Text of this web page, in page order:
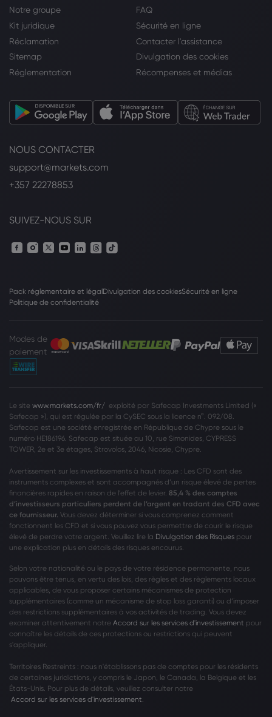
Notre groupe
FAQ
Kit juridique
Sécurité en ligne
Réclamation
Contacter l'assistance
Sitemap
Divulgation des cookies
Réglementation
Récompenses et médias
NOUS CONTACTER
support@markets.com
+357 22278853
SUIVEZ-NOUS SUR
Pack réglementaire et légalDivulgation des cookiesSécurité en ligne
Politique de confidentialité
Modes de
paiement
Le site www.markets.com/fr/ exploité par Safecap Investments Limited («
Safecap »), qui est régulée par la CySEC sous la licence n°. 092/08.
Safecap est une société enregistrée en République de Chypre sous le
numéro HE186196. Safecap est située au 10, rue Simonides, CYPRESS
TOWER, 2e et 3e étages, Strovolos, 2046, Nicosie, Chypre.
Avertissement sur les investissements à haut risque : Les CFD sont des
instruments complexes et sont accompagnés d’un risque élevé de pertes
financières rapides en raison de l’effet de levier. 85,4 % des comptes
d’investisseurs particuliers perdent de l’argent en tradant des CFD avec
ce fournisseur. Vous devez déterminer si vous comprenez comment
fonctionnent les CFD et si vous pouvez vous permettre de courir le risque
élevé de perdre votre argent. Veuillez lire la Divulgation des Risques pour
une explication plus en détails des risques encourus.
Selon votre nationalité ou le pays de votre résidence permanente, nous
pouvons être tenus, en vertu des lois, des règles et des règlements locaux
applicables, de vous proposer certains mécanismes de protection
supplémentaires (comme un mécanisme de stop loss garanti) ou d’imposer
des restrictions supplémentaires à vos activités de trading. Vous devez
examiner attentivement notre Accord sur les services d'investissement pour
connaître les détails de ces protections ou restrictions qui peuvent
s'appliquer.
Territoires Restreints : nous n'établissons pas de comptes pour les résidents
de certaines juridictions, y compris le Japon, le Canada, la Belgique et les
États-Unis. Pour plus de détails, veuillez consulter notre
Accord sur les services d'investissement